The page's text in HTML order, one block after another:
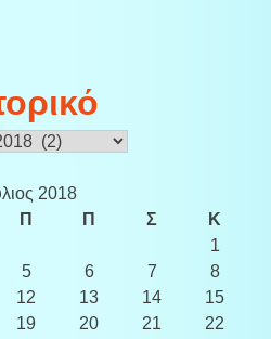
2018
Π Π Σ
Κ
1
5 6 7
8
12 13 14
15
19 20 21
22